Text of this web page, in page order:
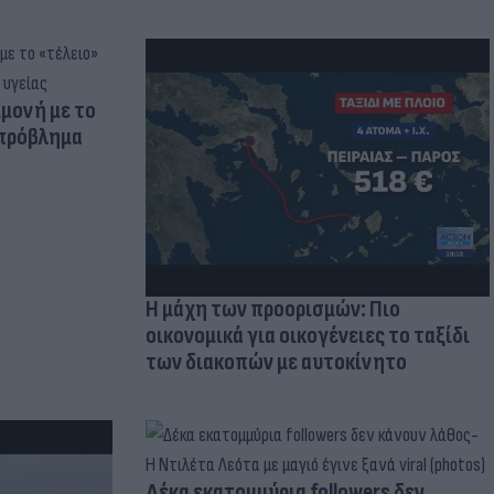
με το
Η μάχη των προορισμών: Πιο
οικονομικά για οικογένειες το ταξίδι
των διακοπών με αυτοκίνητο